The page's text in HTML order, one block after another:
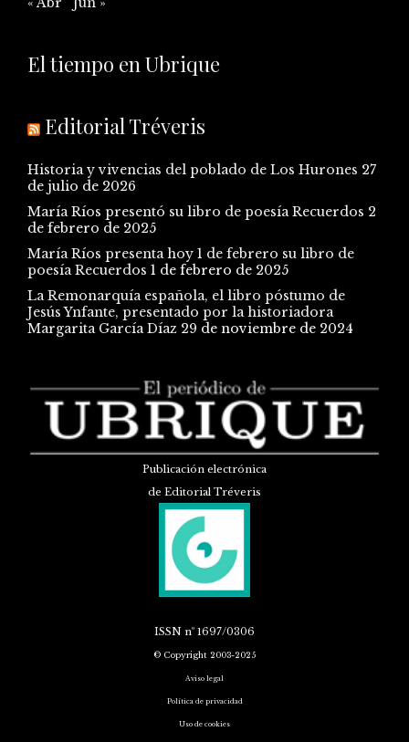
El tiempo en Ubrique
Editorial Tréveris
Historia y vivencias del poblado de Los Hurones 27
de julio de 2026
María Ríos presentó su libro de poesía Recuerdos 2
de febrero de 2025
María Ríos presenta hoy 1 de febrero su libro de
poesía Recuerdos 1 de febrero de 2025
La Remonarquía española, el libro póstumo de
Jesús Ynfante, presentado por la historiadora
Margarita García Díaz 29 de noviembre de 2024
Publicación electrónica
de Editorial Tréveris
ISSN nº 1697/0306
© Copyright 2003-2025
Aviso legal
Política de privacidad
Uso de cookies